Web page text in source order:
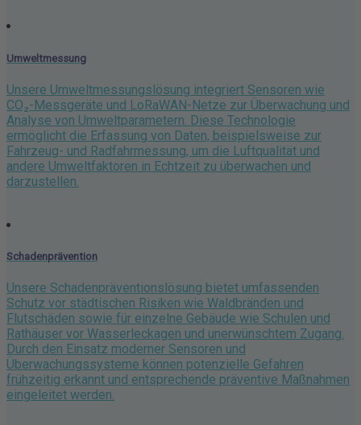
Umweltmessung
Unsere Umweltmessungslösung integriert Sensoren wie
CO₂-Messgeräte und LoRaWAN-Netze zur Überwachung und
Analyse von Umweltparametern. Diese Technologie
ermöglicht die Erfassung von Daten, beispielsweise zur
Fahrzeug- und Radfahrmessung, um die Luftqualität und
andere Umweltfaktoren in Echtzeit zu überwachen und
darzustellen.
Schadenprävention
Unsere Schadenpräventionslösung bietet umfassenden
Schutz vor städtischen Risiken wie Waldbränden und
Flutschäden sowie für einzelne Gebäude wie Schulen und
Rathäuser vor Wasserleckagen und unerwünschtem Zugang.
Durch den Einsatz moderner Sensoren und
Überwachungssysteme können potenzielle Gefahren
frühzeitig erkannt und entsprechende präventive Maßnahmen
eingeleitet werden.